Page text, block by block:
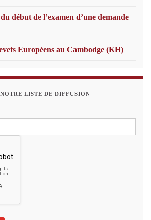
début de l’examen d’une demande
Européens au Cambodge (KH)
LISTE DE DIFFUSION